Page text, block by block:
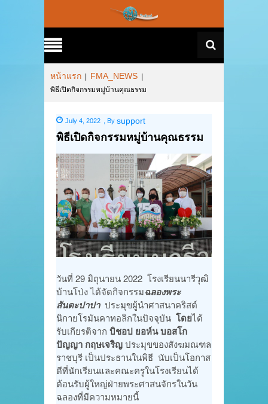
หน้าแรก FMA_NEWS
พิธีเปิดกิจกรรมหมู่บ้านคุณธรรม
July 4, 2022 By support
พิธีเปิดกิจกรรมหมู่บ้านคุณธรรม
วันที่ 29 มิถุนายน 2022 โรงเรียนนารีวุฒิ
บ้านโป่ง ได้จัดกิจกรรมฉลองพระ
สันตะปาปา ประมุขผู้นำศาสนาคริสต์
นิกายโรมันคาทอลิกในปัจจุบัน โดยได้
รับเกียรติจาก บิชอป ยอห์น บอสโก
ปัญญา กฤษเจริญประมุขของสังฆมณฑล
ราชบุรี เป็นประธานในพิธี นับเป็นโอกาส
ดีที่นักเรียนและคณะครูในโรงเรียนได้
ต้อนรับผู้ใหญ่ฝ่ายพระศาสนจักรในวัน
ฉลองที่มีความหมายนี้